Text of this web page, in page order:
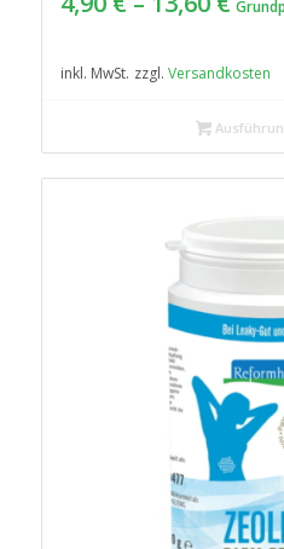
inkl. MwSt. zzgl. Versandkosten